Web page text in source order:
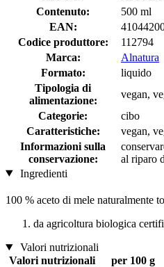
Contenuto:
500 ml
EAN:
Codice produttore:
112794
Marca:
Alnatura
Formato:
liquido
Tipologia di
alimentazione:
vegan,
Categorie:
cibo
Caratteristiche:
vegan,
Informazioni sulla
conservazione:
al riparo
Ingredienti
100 % aceto di mele naturalmente
da agricoltura biologica
Valori nutrizionali
Valori nutrizionali
per 100 g